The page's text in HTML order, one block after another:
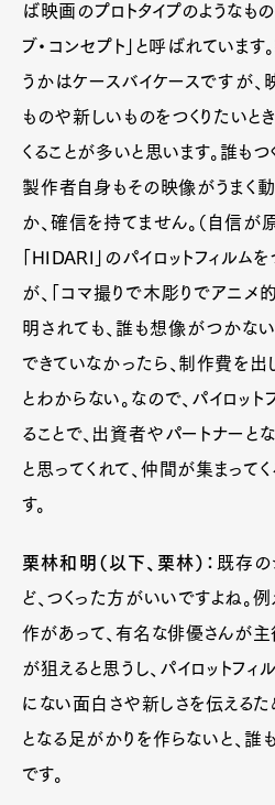
ば映画のプロトタイプのようなも
ブ・コンセプト」と呼ばれていま
うかはケースバイケースですが
ものや新しいものをつくりたいと
くることが多いと思います。誰もつ
製作者自身もその映像がうまく
か、確信を持てません。（自信が
「HIDARI」のパイロットフィル
が、「コマ撮りで木彫りでアニメ
明されても、誰も想像がつかな
できていなかったら、制作費を出
とわからない。なので、パイロッ
ることで、出資者やパートナーと
と思ってくれて、仲間が集まって
す。
栗林和明（以下、栗林）： 既存の
ど、つくった方がいいですよね。
作があって、有名な俳優さんが主
が狙えると思うし、パイロットフ
にない面白さや新しさを伝えるた
となる足がかりを作らないと、誰
です。